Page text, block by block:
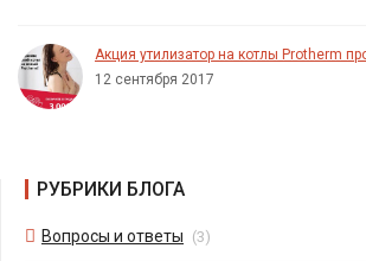
Акция утилизатор на котлы Protherm
12 сентября 2017
РУБРИКИ БЛОГА
Вопросы и ответы (3)